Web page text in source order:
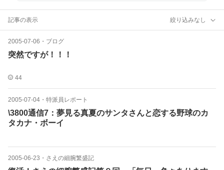
記事の表示 絞り込みなし
2005-07-06 ・ ブログ
突然ですが！！！
44
2005-07-04 ・ 特派員レポート
\3800通信7：夢見る真夏のサンタさんと恋する野球のカ
タカナ・ボーイ
2005-06-23 ・ さえの細腕繁盛記